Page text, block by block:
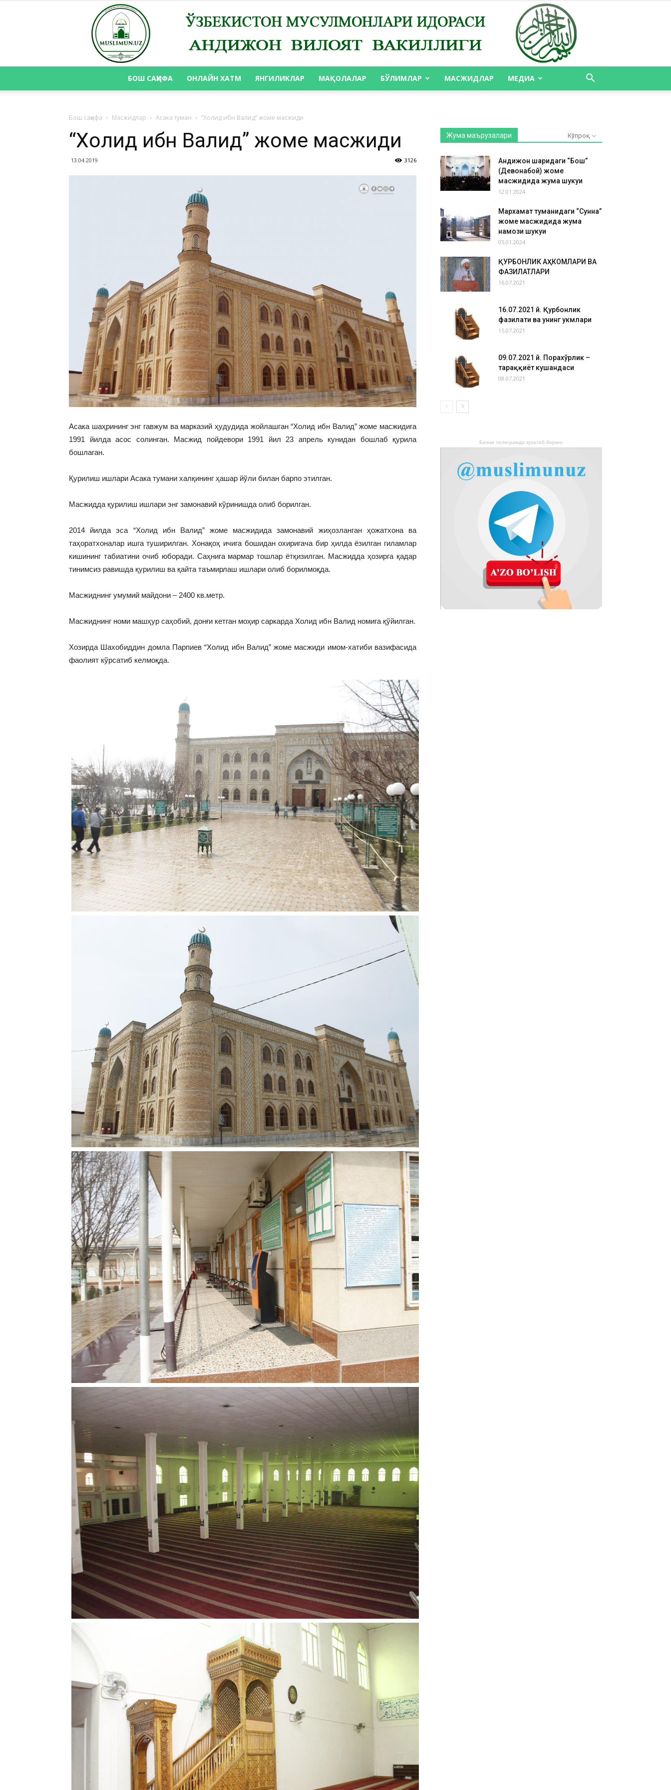
БОШ САҲИФА ОНЛАЙН ХАТМ ЯНГИЛИКЛАР МАҚОЛАЛАР БЎЛИМЛАР МАСЖИДЛАР МЕДИА
Бош саҳифа Масжидлар Асака туман “Холид ибн Валид” жоме масжиди
“Холид ибн Валид” жоме масжиди
13.04.2019 3126
Асака шаҳрининг энг гавжум ва марказий ҳудудида жойлашган “Холид ибн Валид” жоме масжидига
1991 йилда асос солинган. Масжид пойдевори 1991 йил 23 апрель кунидан бошлаб қурила
бошлаган.
Қурилиш ишлари Асака тумани халқининг ҳашар йўли билан барпо этилган.
Масжидда қурилиш ишлари энг замонавий кўринишда олиб борилган.
2014 йилда эса “Холид ибн Валид” жоме масжидида замонавий жиҳозланган ҳожатхона ва
таҳоратхоналар ишга туширилган. Хонақоҳ ичига бошидан охиригача бир ҳилда ёзилган гиламлар
кишининг табиатини очиб юборади. Саҳнига мармар тошлар ётқизилган. Масжидда ҳозирга қадар
тинимсиз равишда қурилиш ва қайта таъмирлаш ишлари олиб борилмоқда.
Масжиднинг умумий майдони – 2400 кв.метр.
Масжиднинг номи машҳур саҳобий, донғи кетган моҳир саркарда Холид ибн Валид номига қўйилган.
Хозирда Шахобиддин домла Парпиев “Холид ибн Валид” жоме масжиди имом-хатиби вазифасида
фаолият кўрсатиб келмоқда.
Жума маърузалари Кўпроқ
Андижон шаҳридаги “Бош”
(Девонабой) жоме
масжидида жума шукуҳи
12.01.2024
Мархамат туманидаги “Сунна”
жоме масжидида жума
намози шукуҳи
05.01.2024
ҚУРБОНЛИК АҲКОМЛАРИ ВА
ФАЗИЛАТЛАРИ
16.07.2021
16.07.2021 й. Қурбонлик
фазилати ва унинг ҳукмлари
15.07.2021
09.07.2021 й. Порахўрлик –
тараққиёт кушандаси
08.07.2021
Бизни телеграмда кузатиб боринг